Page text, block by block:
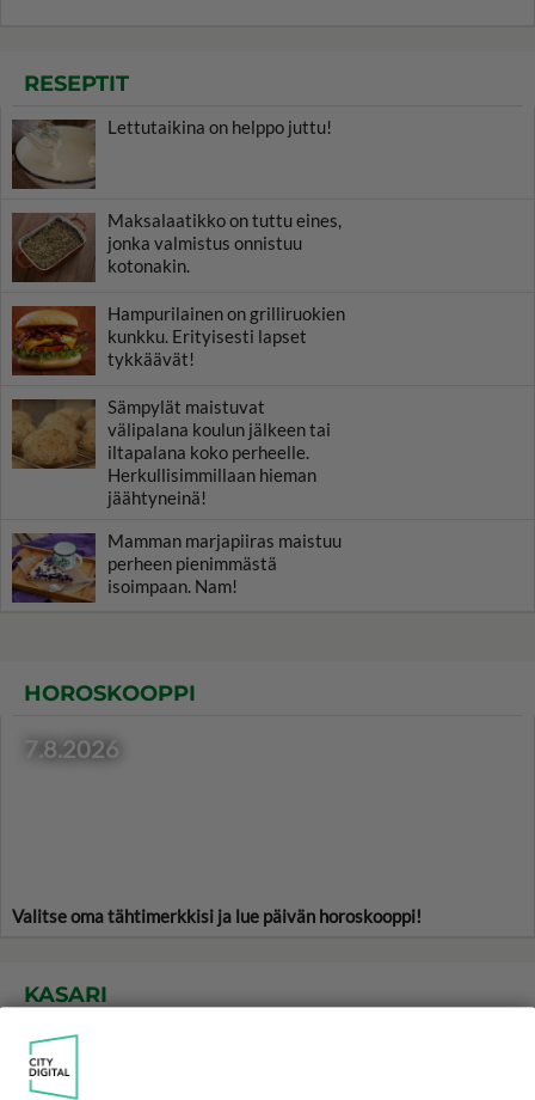
RESEPTIT
Lettutaikina on helppo juttu!
Maksalaatikko on tuttu eines,
jonka valmistus onnistuu
kotonakin.
Hampurilainen on grilliruokien
kunkku. Erityisesti lapset
tykkäävät!
Sämpylät maistuvat
välipalana koulun jälkeen tai
iltapalana koko perheelle.
Herkullisimmillaan hieman
jäähtyneinä!
Mamman marjapiiras maistuu
perheen pienimmästä
isoimpaan. Nam!
HOROSKOOPPI
7.8.2026
Valitse oma tähtimerkkisi ja lue päivän horoskooppi!
KASARI